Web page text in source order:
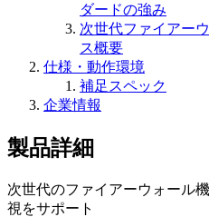
ダードの強み
次世代ファイアー
ス概要
仕様・動作環境
補足スペック
企業情報
製品詳細
次世代のファイアーウォール
視をサポート